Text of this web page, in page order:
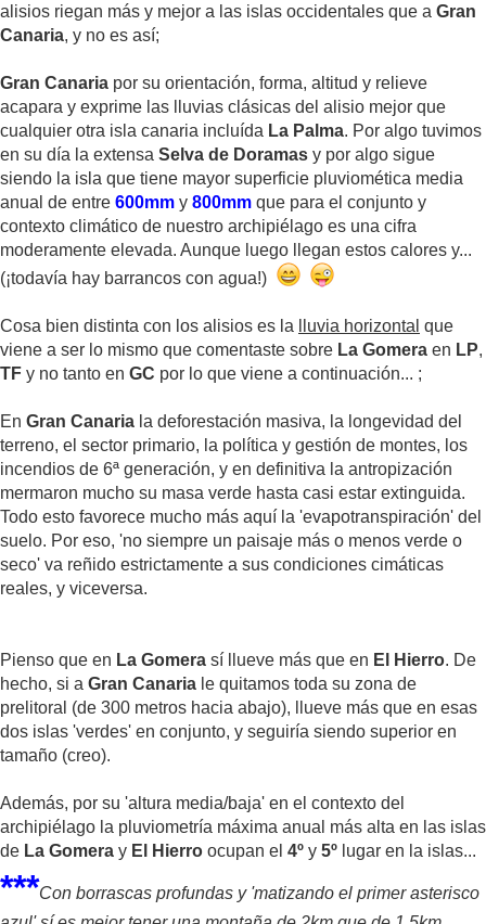
alisios riegan más y mejor a las islas occidentales que a Gran
Canaria, y no es así;
Gran Canaria por su orientación, forma, altitud y relieve
acapara y exprime las lluvias clásicas del alisio mejor que
cualquier otra isla canaria incluída La Palma. Por algo tuvimos
en su día la extensa Selva de Doramas y por algo sigue
siendo la isla que tiene mayor superficie pluviomética media
anual de entre 600mm y 800mm que para el conjunto y
contexto climático de nuestro archipiélago es una cifra
moderamente elevada. Aunque luego llegan estos calores y...
(¡todavía hay barrancos con agua!)
Cosa bien distinta con los alisios es la lluvia horizontal que
viene a ser lo mismo que comentaste sobre La Gomera en LP,
TF y no tanto en GC por lo que viene a continuación... ;
En Gran Canaria la deforestación masiva, la longevidad del
terreno, el sector primario, la política y gestión de montes, los
incendios de 6ª generación, y en definitiva la antropización
mermaron mucho su masa verde hasta casi estar extinguida.
Todo esto favorece mucho más aquí la 'evapotranspiración' del
suelo. Por eso, 'no siempre un paisaje más o menos verde o
seco' va reñido estrictamente a sus condiciones cimáticas
reales, y viceversa.
Pienso que en La Gomera sí llueve más que en El Hierro. De
hecho, si a Gran Canaria le quitamos toda su zona de
prelitoral (de 300 metros hacia abajo), llueve más que en esas
dos islas 'verdes' en conjunto, y seguiría siendo superior en
tamaño (creo).
Además, por su 'altura media/baja' en el contexto del
archipiélago la pluviometría máxima anual más alta en las islas
de La Gomera y El Hierro ocupan el 4º y 5º lugar en la islas...
***Con borrascas profundas y 'matizando el primer asterisco